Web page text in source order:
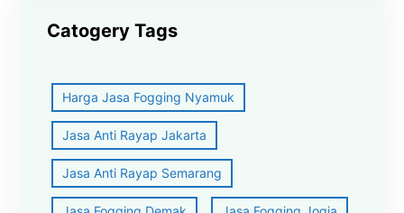
Catogery Tags
Harga Jasa Fogging Nyamuk
Jasa Anti Rayap Jakarta
Jasa Anti Rayap Semarang